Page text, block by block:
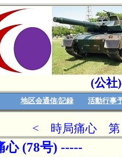
(公社
地区会通信/記録 活動行事
< 時局痛心 第
心 (78号) -----